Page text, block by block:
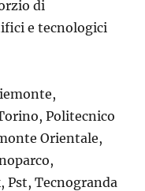
di
e tecnologici
Politecnico
Orientale,
Pst, Tecnogranda